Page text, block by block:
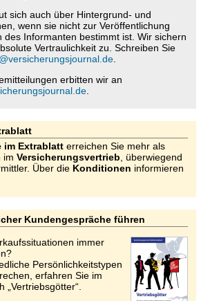
sich auch über Hintergrund- und
wenn sie nicht zur Veröffentlichung
des Informanten bestimmt ist. Wir sichern
Vertraulichkeit zu. Schreiben Sie
erbitten wir an
im Extrablatt erreichen Sie mehr als
im Versicherungsvertrieb , überwiegend
Über die Konditionen informieren
Kundengespräche führen
immer
Persönlichkeitstypen
erfahren Sie im
„Vertriebsgötter“.